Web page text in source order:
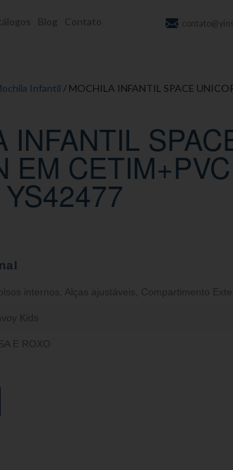
Blog Contato
Infantil / MOCHILA INFANTIL SPACE
INFANTIL
EM
internos Alças ajustáveis Compartimento
Kids
E ROXO